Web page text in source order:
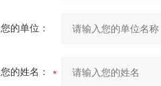
您的单位：
您的姓名：